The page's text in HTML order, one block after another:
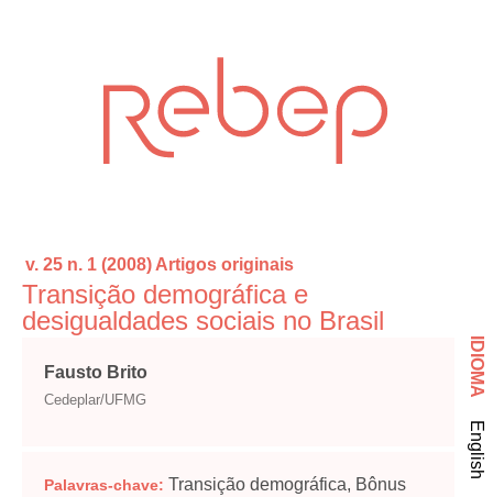
v. 25 n. 1 (2008) Artigos originais
Transição demográfica e
desigualdades sociais no Brasil
Fausto Brito
Cedeplar/UFMG
Palavras-chave: Transição demográfica, Bônus
IDIOMA
English